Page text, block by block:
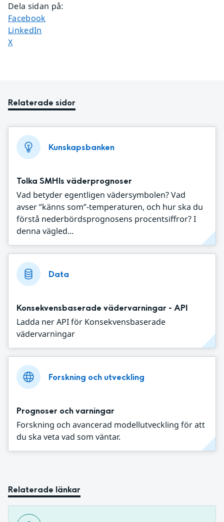
Dela sidan på:
Dela sidan på
Facebook
Dela sidan på
LinkedIn
Dela sidan på
X
Relaterade sidor
Kunskapsbanken
Tolka SMHIs väderprognoser
Vad betyder egentligen vädersymbolen? Vad
avser ”känns som”-temperaturen, och hur ska du
förstå nederbördsprognosens procentsiffror? I
denna vägled...
Data
Konsekvensbaserade vädervarningar - API
Ladda ner API för Konsekvensbaserade
vädervarningar
Forskning och utveckling
Prognoser och varningar
Forskning och avancerad modellutveckling för att
du ska veta vad som väntar.
Relaterade länkar